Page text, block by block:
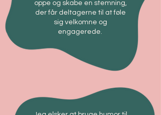
oppe og skabe en stemning,
der får deltagerne til at føle
sig velkomne og
engagerede.